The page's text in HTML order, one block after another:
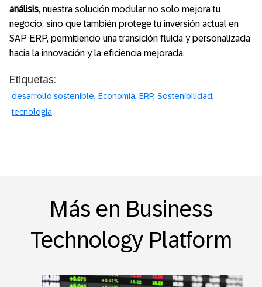
análisis, nuestra solución modular no solo mejora tu
negocio, sino que también protege tu inversión actual en
SAP ERP, permitiendo una transición fluida y personalizada
hacia la innovación y la eficiencia mejorada.
Etiquetas:
desarrollo sostenible Economia ERP Sostenibilidad
tecnología
Más en Business
Technology Platform